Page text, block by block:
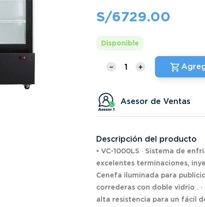
S/6729.00
Disponible
＋
－
Asesor de Ventas
Descripción del producto
• VC-1000LS · Sistema de
excelentes terminaciones,
Cenefa iluminada para
correderas con doble vidrio . ·
alta resistencia para un fácil